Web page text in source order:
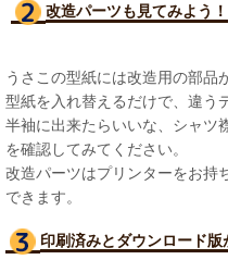
改造パーツも見てみよう！
うさこの型紙には改造用の部品
型紙を入れ替えるだけで、違う
半袖に出来たらいいな、シャツ
を確認してみてください。
改造パーツはプリンターをお持
できます。
印刷済みとダウンロード版